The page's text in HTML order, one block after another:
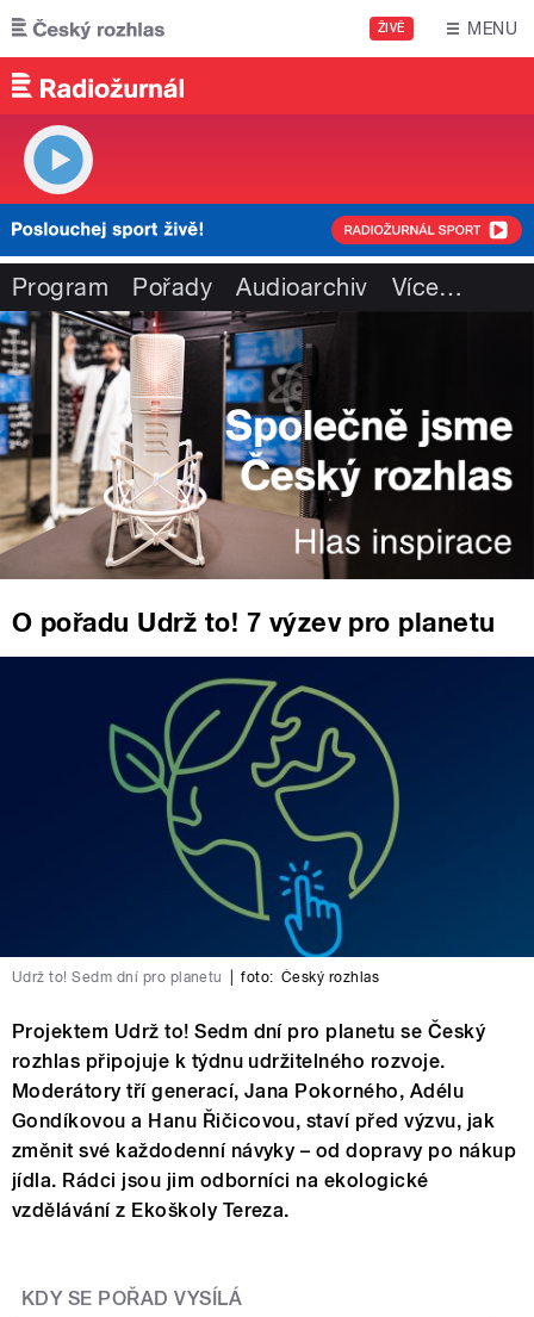
Přejít k hlavnímu obsahu
ŽIVĚ MENU
Program Pořady Audioarchiv Více…
O pořadu Udrž to! 7 výzev pro planetu
Udrž to! Sedm dní pro planetu foto: Český rozhlas
Projektem Udrž to! Sedm dní pro planetu se Český
rozhlas připojuje k týdnu udržitelného rozvoje.
Moderátory tří generací, Jana Pokorného, Adélu
Gondíkovou a Hanu Řičicovou, staví před výzvu, jak
změnit své každodenní návyky – od dopravy po nákup
jídla. Rádci jsou jim odborníci na ekologické
vzdělávání z Ekoškoly Tereza.
KDY SE POŘAD VYSÍLÁ